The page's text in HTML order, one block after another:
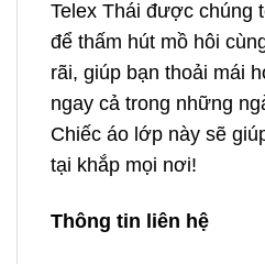
Telex Thái được chúng
để thấm hút mồ hôi
rãi, giúp bạn thoải mái
ngay cả trong những
Chiếc áo lớp này sẽ
tại khắp mọi nơi!
Thông tin liên hệ